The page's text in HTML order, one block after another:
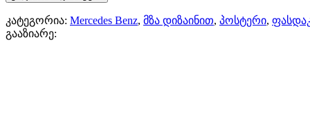
კატეგორია: Mercedes Benz, მზა დიზაინით, პოსტერი,
გააზიარე: